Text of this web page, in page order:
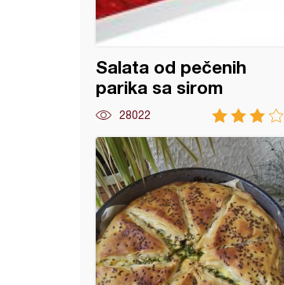
Salata od pečenih
parika sa sirom
28022